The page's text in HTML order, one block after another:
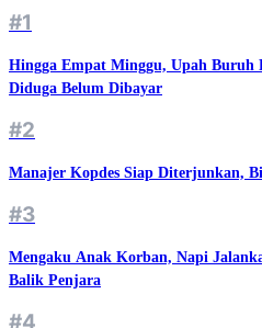
#1
Hingga Empat Minggu, Upah Buruh
Diduga Belum Dibayar
#2
Manajer Kopdes Siap Diterjunkan,
#3
Mengaku Anak Korban, Napi
Balik Penjara
#4